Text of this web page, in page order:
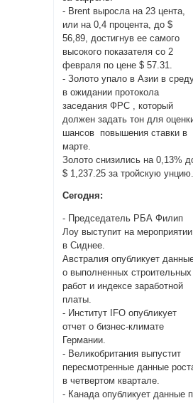
- Brent выросла на 23 цента,
или на 0,4 процента, до $
56,89, достигнув ее самого
высокого показателя со 2
февраля по цене $ 57.31.
- Золото упало в Азии в
в ожидании протокола
заседания ФРС , который
должен задать тон для
шансов повышения ставки в
марте.
Золото снизились на 0,13%
$ 1,237.25 за тройскую
Сегодня:
- Председатель РБА Филип
Лоу выступит на мероприятии
в Сиднее.
Австралия опубликует
о выполненных строительных
работ и индексе заработной
платы.
- Институт IFO опубликует
отчет о бизнес-климате
Германии.
- Великобритания выпустит
пересмотренные данные
в четвертом квартале.
- Канада опубликует данные